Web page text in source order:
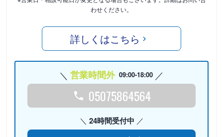
わせください。
詳しくはこちら
営業時間外 09:00-18:00
05075864564
24時間受付中